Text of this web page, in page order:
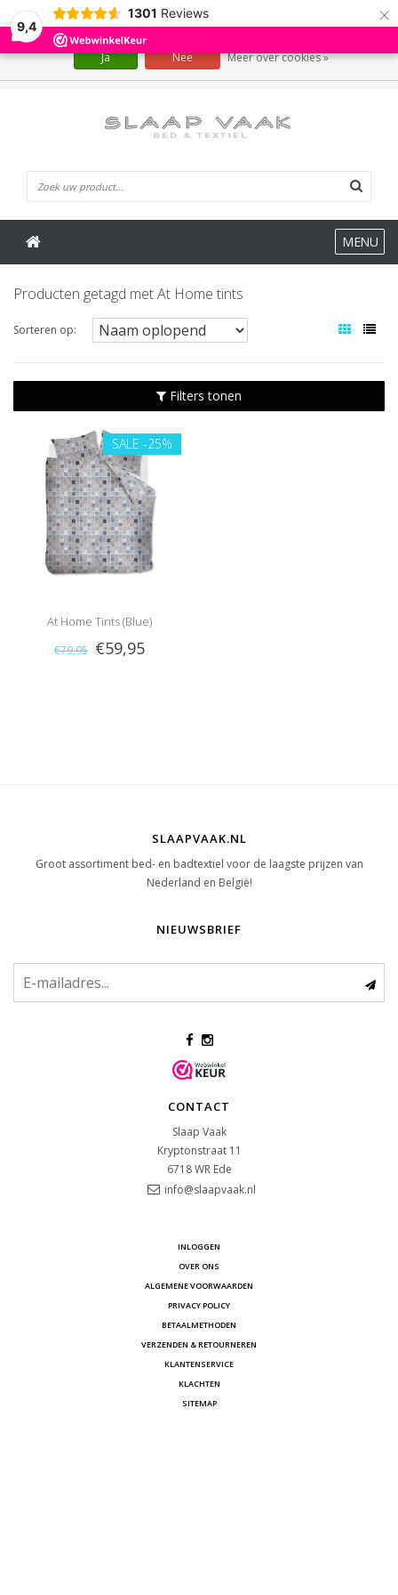
9,4
1301 Reviews ×
MENU
Producten getagd met At Home tints
Sorteren op:
Filters tonen
SALE -25%
At Home Tints (Blue)
€79,95 €59,95
SLAAPVAAK.NL
Groot assortiment bed- en badtextiel voor de laagste prijzen van
Nederland en België!
NIEUWSBRIEF
CONTACT
Slaap Vaak
Kryptonstraat 11
6718 WR Ede
info@slaapvaak.nl
INLOGGEN
OVER ONS
ALGEMENE VOORWAARDEN
PRIVACY POLICY
BETAALMETHODEN
VERZENDEN & RETOURNEREN
KLANTENSERVICE
KLACHTEN
SITEMAP
Wij slaan cookies op om onze website te verbeteren. Is dat akkoord?
Ja Nee Meer over cookies »